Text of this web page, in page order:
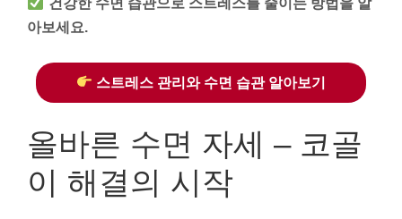
아보세요.
스트레스 관리와 수면 습관 알아보기
올바른 수면 자세 – 코골
이 해결의 시작